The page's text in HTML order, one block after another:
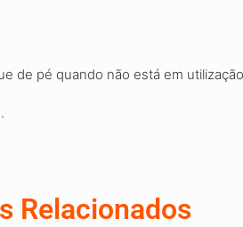
de pé quando não está em
Relacionados